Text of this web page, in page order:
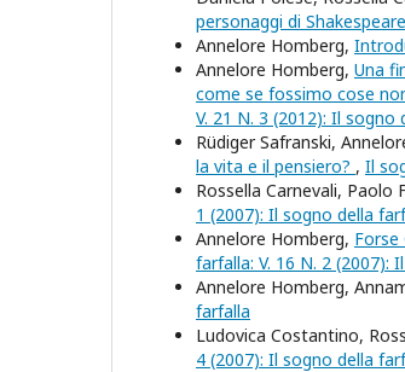
personaggi di Shakespeare
Annelore Homberg,
Annelore Homberg, Una
come se fossimo cose
V. 21 N. 3 (2012): Il sogno
Rüdiger Safranski,
la vita e il pensiero? , Il
Rossella Carnevali, Paolo
1 (2007): Il sogno della
Annelore Homberg,
farfalla: V. 16 N. 2 (2007):
Annelore Homberg,
farfalla
Ludovica Costantino,
4 (2007): Il sogno della